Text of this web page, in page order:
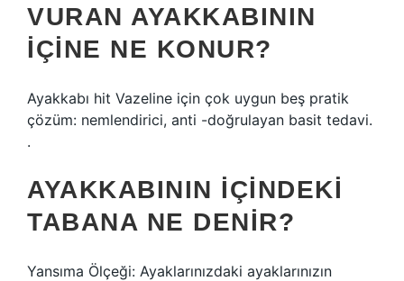
VURAN AYAKKABININ
IÇINE NE KONUR?
Ayakkabı hit Vazeline için çok uygun beş pratik
çözüm: nemlendirici, anti -doğrulayan basit tedavi.
.
AYAKKABININ IÇINDEKI
TABANA NE DENIR?
Yansıma Ölçeği: Ayaklarınızdaki ayaklarınızın